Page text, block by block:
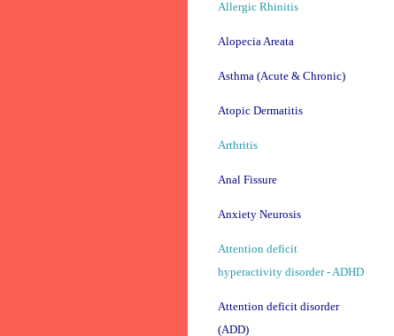
Allergic Rhinitis
Alopecia Areata
Asthma (Acute & Chronic)
Atopic Dermatitis
Arthritis
Anal Fissure
Anxiety Neurosis
Attention deficit
hyperactivity disorder - ADHD
Attention deficit disorder
(ADD)